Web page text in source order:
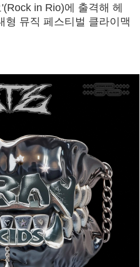
in Rio)에 출격해 헤
형 뮤직 페스티벌 클라이맥